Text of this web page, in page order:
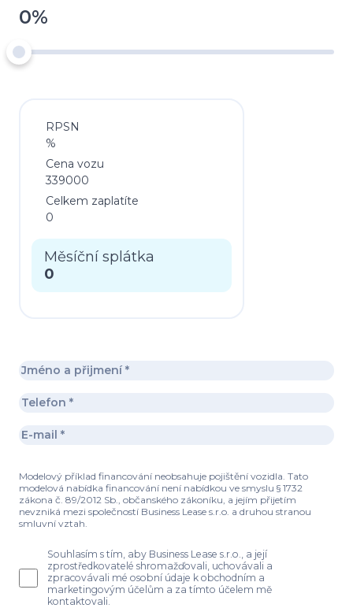
0%
RPSN
%
Cena vozu
339000
Celkem zaplatíte
0
Měsíční splátka
0
Modelový příklad financování neobsahuje pojištění vozidla. Tato
modelová nabídka financování není nabídkou ve smyslu § 1732
zákona č. 89/2012 Sb., občanského zákoníku, a jejím přijetím
nevzniká mezi společností Business Lease s.r.o. a druhou stranou
smluvní vztah.
Souhlasím s tím, aby Business Lease s.r.o., a její
zprostředkovatelé shromažďovali, uchovávali a
zpracovávali mé osobní údaje k obchodním a
marketingovým účelům a za tímto účelem mě
kontaktovali.